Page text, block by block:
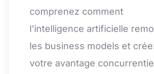
comprenez comment
l’intelligence artificielle
les business models et
votre avantage